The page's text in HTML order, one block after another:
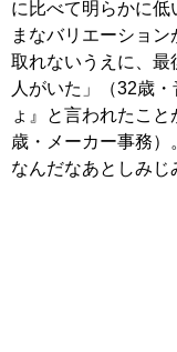
に比べて明らかに
まなバリエーショ
取れないうえに、最
人がいた」（32歳
ょ』と言われたこ
歳・メーカー事務
なんだなあとしみじ